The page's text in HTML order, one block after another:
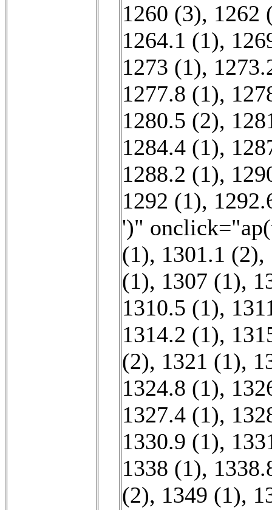
1260 (3), 1262
1264.1 (1),
1273 (1),
1277.8 (1),
1280.5 (2),
1284.4 (1),
1288.2 (1),
1292 (1),
')"
(1), 1301.1 (2),
(1), 1307 (1),
1310.5 (1),
1314.2 (1),
(2), 1321 (1),
1324.8 (1),
1327.4 (1),
1330.9 (1),
1338 (1),
(2), 1349 (1),